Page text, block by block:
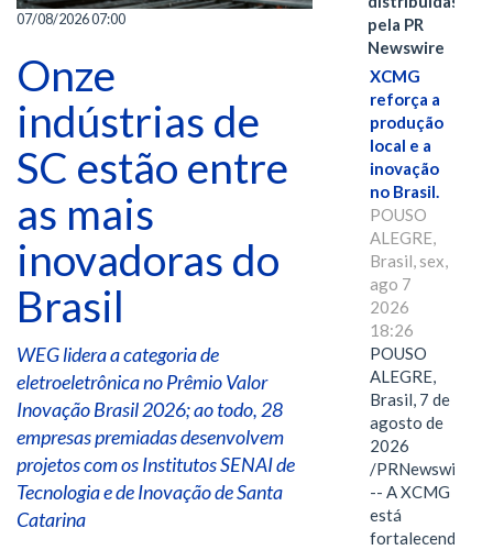
07/08/2026 07:00
Onze
indústrias de
SC estão entre
as mais
inovadoras do
Brasil
WEG lidera a categoria de
eletroeletrônica no Prêmio Valor
Inovação Brasil 2026; ao todo, 28
empresas premiadas desenvolvem
projetos com os Institutos SENAI de
Tecnologia e de Inovação de Santa
Catarina
pela PR
Newswire
XCMG
reforça a
produção
local e a
inovação
no Brasil.
POUSO
ALEGRE,
Brasil, sex,
ago 7
2026
18:26
POUSO
ALEGRE,
Brasil, 7 de
agosto de
2026
/PRNewswire/
-- A XCMG
está
fortalecendo a